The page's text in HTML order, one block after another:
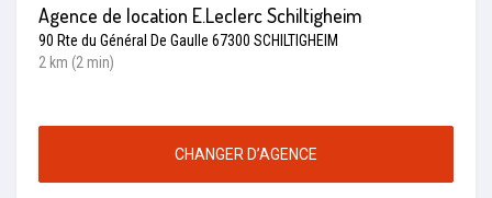
Agence de location E.Leclerc Schiltigheim
90 Rte du Général De Gaulle 67300 SCHILTIGHEIM
2 km (2 min)
CHANGER D’AGENCE